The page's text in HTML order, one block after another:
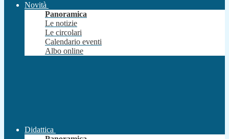
Novità
Panoramica
Le notizie
Le circolari
Calendario eventi
Albo online
Didattica